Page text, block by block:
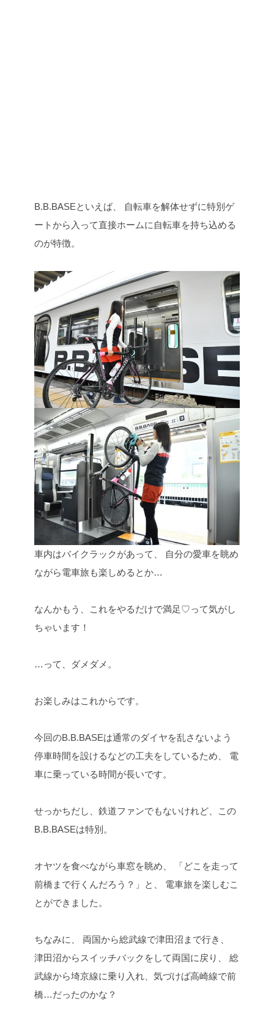
B.B.BASEといえば、
自転車を解体せずに特別ゲ
ートから入って直接ホームに自転車を持ち込める
のが特徴。
車内はバイクラックがあって、
自分の愛車を眺め
ながら電車旅も楽しめるとか…
なんかもう、これをやるだけで満足♡って気がし
ちゃいます！
…って、ダメダメ。
お楽しみはこれからです。
今回のB.B.BASEは通常のダイヤを乱さないよう
停車時間を設けるなどの工夫をしているため、
電
車に乗っている時間が長いです。
せっかちだし、鉄道ファンでもないけれど、この
B.B.BASEは特別。
オヤツを食べながら車窓を眺め、
「どこを走って
前橋まで行くんだろう？」と、
電車旅を楽しむこ
とができました。
ちなみに、
両国から総武線で津田沼まで行き、
津田沼からスイッチバックをして両国に戻り、
総
武線から埼京線に乗り入れ、気づけば高崎線で前
橋…だったのかな？